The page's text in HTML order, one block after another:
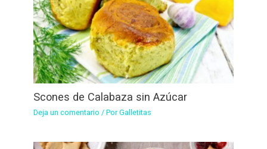
Scones de Calabaza sin Azúcar
Deja un comentario / PorGalletitas